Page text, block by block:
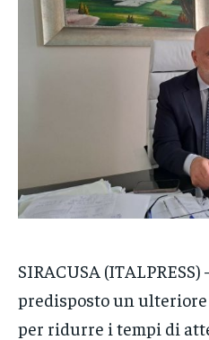
VENETO
GRUPPO
CONTATTI
VENETO
VENETO
SIRACUSA
predisposto un
per ridurre i tempi di